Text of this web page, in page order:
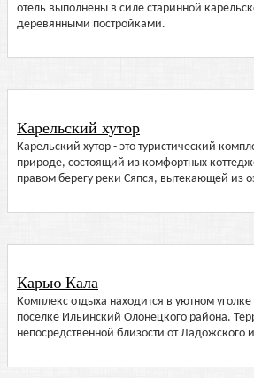
отель выполнены в силе старинной
деревянными постройками.
Карельский хутор
Карельский хутор - это туристический
природе, состоящий из комфортных
правом берегу реки Сяпся, вытекающей из
Карью Кала
Комплекс отдыха находится в уютном
поселке Ильинский Олонецкого района.
непосредственной близости от Ладожского